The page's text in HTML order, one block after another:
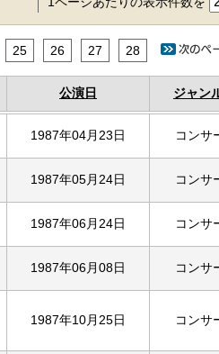
25 26 27 28
公演日 ジャン
1987年04月23日 コンサ
1987年05月24日 コンサ
1987年06月24日 コンサ
1987年06月08日 コンサ
1987年10月25日 コンサ